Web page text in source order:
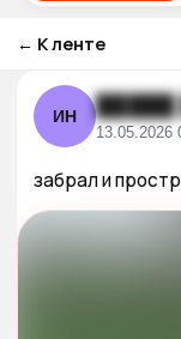
← К ленте
ИН █████
13.05.2026
забрал и